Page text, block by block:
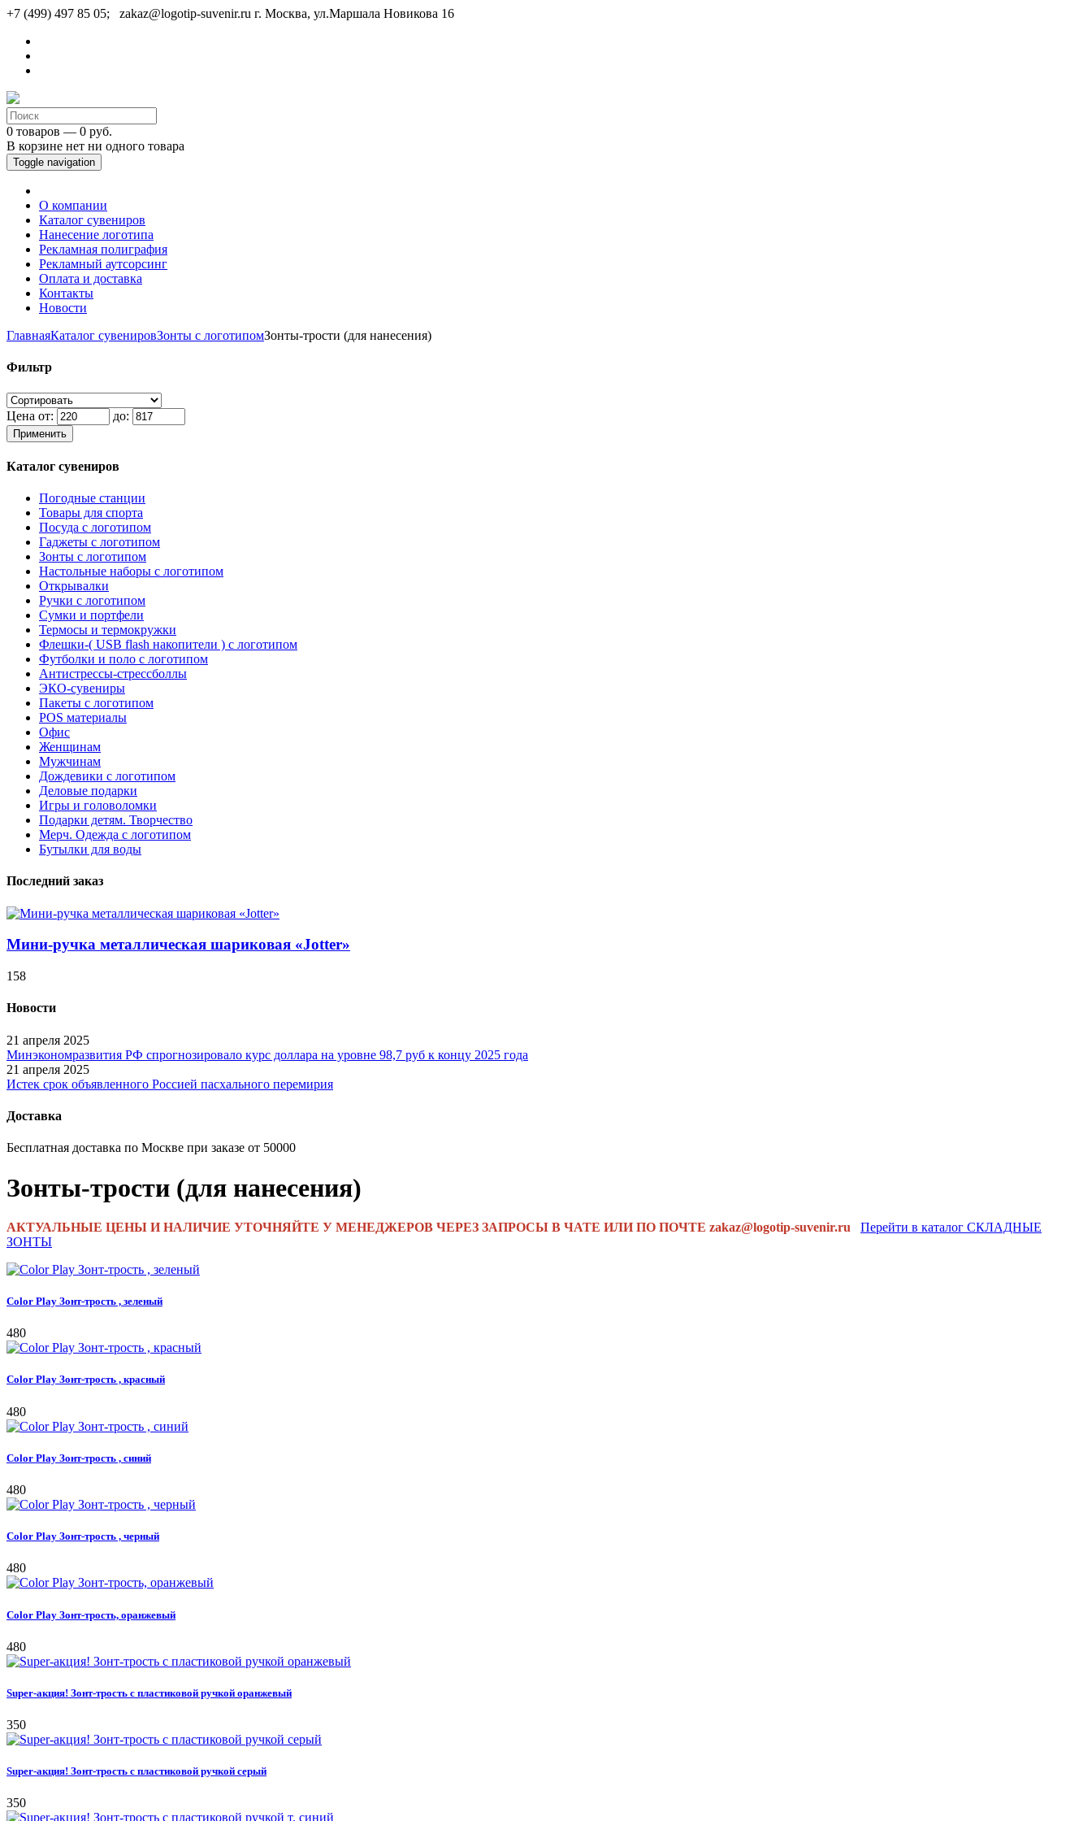
+7 (499) 497 85 05; zakaz@logotip-suvenir.ru г. Москва, ул.Маршала Новикова 16
0 товаров — 0 руб.
В корзине нет ни одного товара
Toggle navigation
О компании
Каталог сувениров
Нанесение логотипа
Рекламная полиграфия
Рекламный аутсорсинг
Оплата и доставка
Контакты
Новости
ГлавнаяКаталог сувенировЗонты с логотипомЗонты-трости (для нанесения)
Фильтр
Цена от: до:
Применить
Каталог сувениров
Погодные станции
Товары для спорта
Посуда с логотипом
Гаджеты с логотипом
Зонты с логотипом
Настольные наборы с логотипом
Открывалки
Ручки с логотипом
Сумки и портфели
Термосы и термокружки
Флешки-( USB flash накопители ) с логотипом
Футболки и поло с логотипом
Антистрессы-стрессболлы
ЭКО-сувениры
Пакеты с логотипом
POS материалы
Офис
Женщинам
Мужчинам
Дождевики с логотипом
Деловые подарки
Игры и головоломки
Подарки детям. Творчество
Мерч. Одежда с логотипом
Бутылки для воды
Последний заказ
Мини-ручка металлическая шариковая «Jotter»
158
Новости
21 апреля 2025
Минэкономразвития РФ спрогнозировало курс доллара на уровне 98,7 руб к концу 2025 года
21 апреля 2025
Истек срок объявленного Россией пасхального перемирия
Доставка
Бесплатная доставка по Москве при заказе от 50000
Зонты-трости (для нанесения)
АКТУАЛЬНЫЕ ЦЕНЫ И НАЛИЧИЕ УТОЧНЯЙТЕ У МЕНЕДЖЕРОВ ЧЕРЕЗ ЗАПРОСЫ В ЧАТЕ ИЛИ ПО ПОЧТЕ zakaz@logotip-suvenir.ru
Перейти в каталог СКЛАДНЫЕ
ЗОНТЫ
Color Play Зонт-трость , зеленый
480
Color Play Зонт-трость , красный
480
Color Play Зонт-трость , синий
480
Color Play Зонт-трость , черный
480
Color Play Зонт-трость, оранжевый
480
Super-акция! Зонт-трость с пластиковой ручкой оранжевый
350
Super-акция! Зонт-трость с пластиковой ручкой серый
350